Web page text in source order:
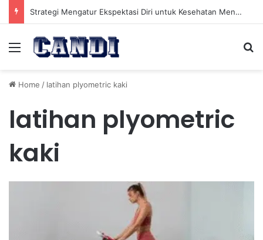
Strategi Mengatur Ekspektasi Diri untuk Kesehatan Mental yang Lebih Seimbang
Menu
Home / latihan plyometric kaki
latihan plyometric
kaki